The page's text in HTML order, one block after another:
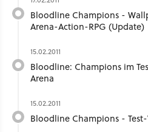
Bloodline Champions -
Arena-Action-RPG (Update)
15.02.2011
Bloodline: Champions im
Arena
15.02.2011
Bloodline Champions -